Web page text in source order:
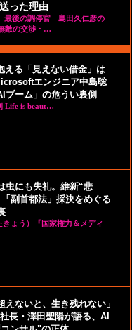
った理由
最後の調停官 島田久仁彦の
無敵の交渉・…
える「見えない借金」は
エンジニア中島聡
ブーム」の危うい裏側
Life is beaut…
虫にも失礼。維新“悲
副首都法」採決をめぐる
きょう）『国家権力＆メディ
えないと、生き残れない」
長・澤田聖陽が語る、AI